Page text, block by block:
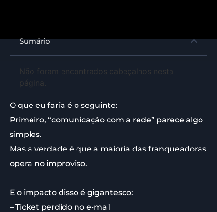
Sumário
Não foram encontrados cabeçalhos nesta
página.
O que eu faria é o seguinte:
Primeiro, “comunicação com a rede” parece algo
simples.
Mas a verdade é que a maioria das franqueadoras
opera no improviso.
E o impacto disso é gigantesco:
– Ticket perdido no e-mail